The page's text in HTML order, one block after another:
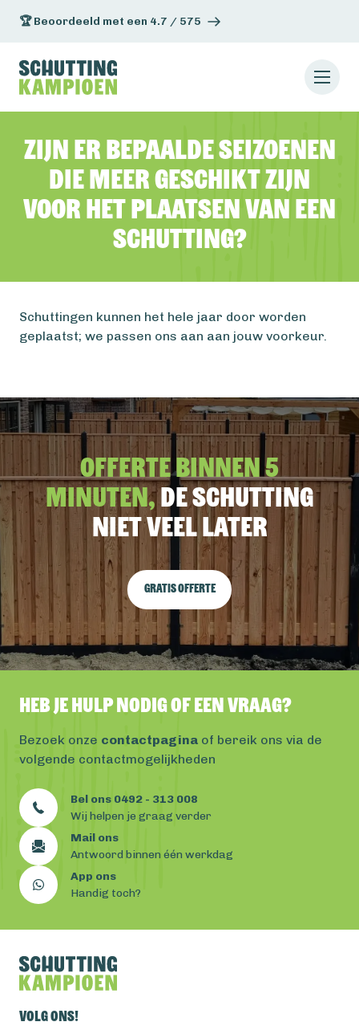
🏆 Beoordeeld met een 4.7 / 575
Zijn er bepaalde seizoenen
die meer geschikt zijn
voor het plaatsen van een
schutting?
Schuttingen kunnen het hele jaar door worden
geplaatst; we passen ons aan aan jouw voorkeur.
Offerte binnen 5
minuten,De schutting
niet veel later
Gratis offerte
Heb je hulp nodig of een vraag?
Bezoek onze contactpagina of bereik ons via de
volgende contactmogelijkheden
Bel ons 0492 - 313 008
Wij helpen je graag verder
Mail ons
Antwoord binnen één werkdag
App ons
Handig toch?
Volg ons!